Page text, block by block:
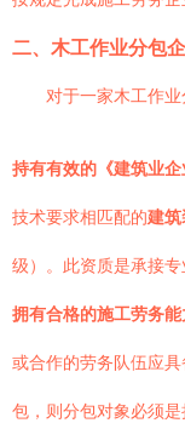
二、木工作业分包
对于一家木工作业
持有有效的《建筑业企
技术要求相匹配的建筑
级）。此资质是承接专
拥有合格的施工劳务能
或合作的劳务队伍应
包，则分包对象必须是